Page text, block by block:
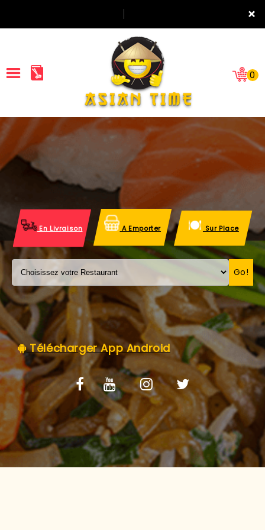
×
ACCUEIL
LA CARTE
VOS AVIS
MENTIONS LÉGALES
C.G.V
0
En Livraison A Emporter Sur Place
Go!
Télécharger App Android